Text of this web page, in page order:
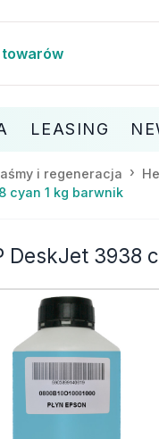
LEASING
i regeneracja
cyan 1 kg barwnik
DeskJet 3938